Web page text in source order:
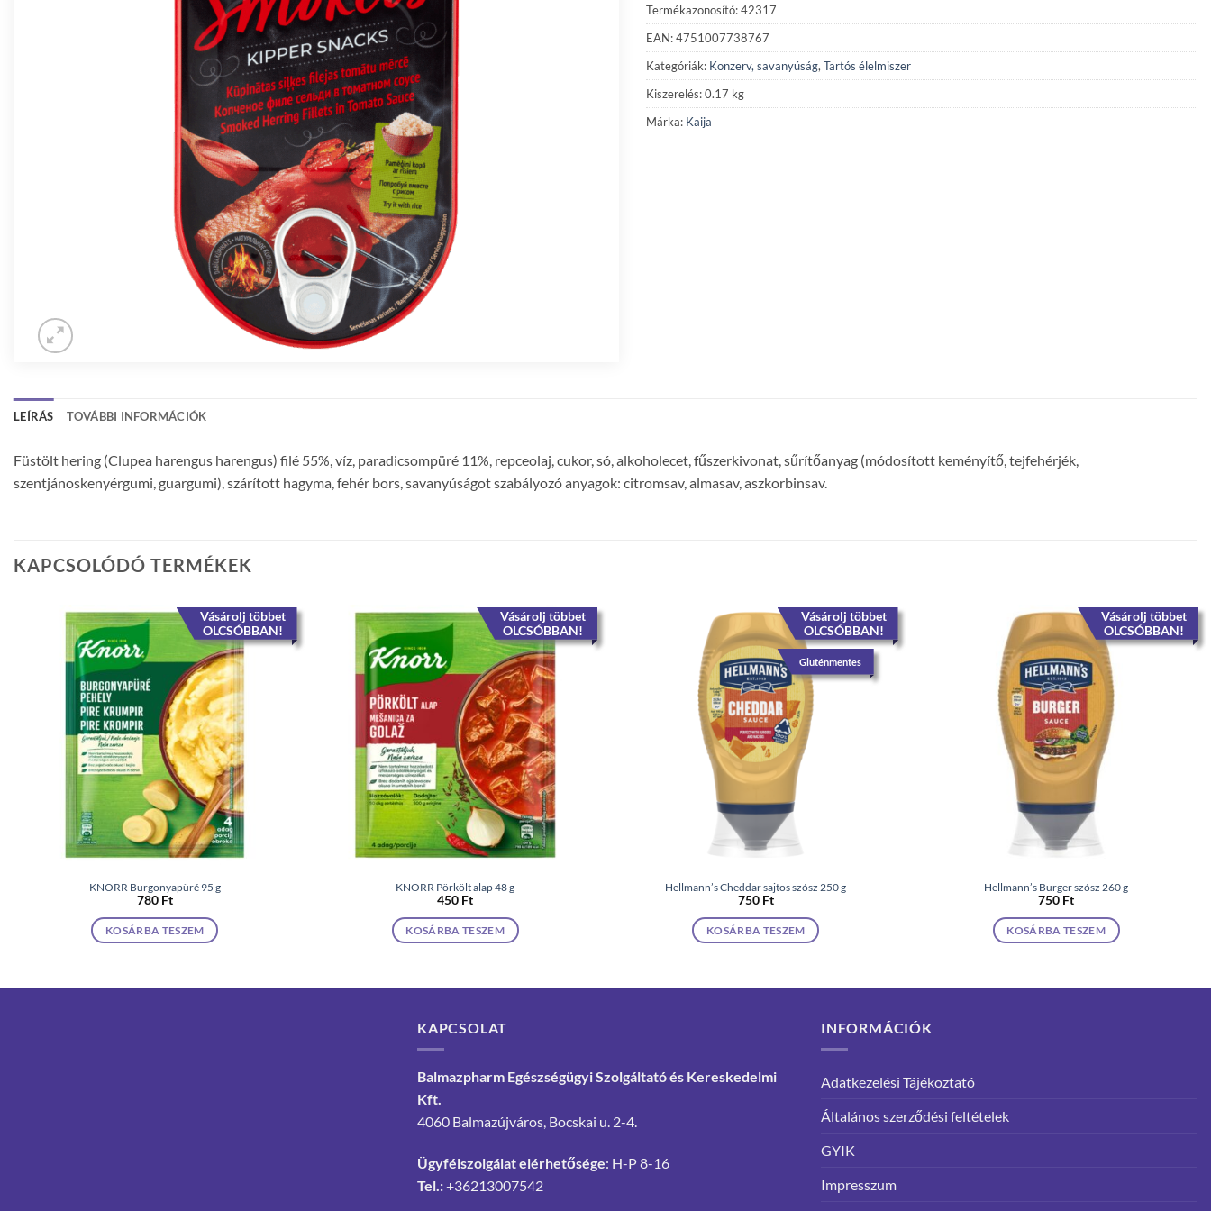
Termékazonosító: 42317
EAN: 4751007738767
Kategóriák: Konzerv, savanyúság, Tartós élelmiszer
Kiszerelés: 0.17 kg
Márka: Kaija
LEÍRÁS TOVÁBBI INFORMÁCIÓK
Füstölt hering (Clupea harengus harengus) filé 55%, víz, paradicsompüré 11%, repceolaj, cukor, só, alkoholecet, fűszerkivonat, sűrítőanyag (módosított keményítő, tejfehérjék,
szentjánoskenyérgumi, guargumi), szárított hagyma, fehér bors, savanyúságot szabályozó anyagok: citromsav, almasav, aszkorbinsav.
KAPCSOLÓDÓ TERMÉKEK
Vásárolj többet
OLCSÓBBAN!
KNORR Burgonyapüré 95 g
780 Ft
KOSÁRBA TESZEM
Vásárolj többet
OLCSÓBBAN!
KNORR Pörkölt alap 48 g
450 Ft
KOSÁRBA TESZEM
Vásárolj többet
OLCSÓBBAN!
Gluténmentes
Hellmann’s Cheddar sajtos szósz 250 g
750 Ft
KOSÁRBA TESZEM
Vásárolj többet
OLCSÓBBAN!
Hellmann’s Burger szósz 260 g
750 Ft
KOSÁRBA TESZEM
KAPCSOLAT
Balmazpharm Egészségügyi Szolgáltató és Kereskedelmi
Kft.
4060 Balmazújváros, Bocskai u. 2-4.
Ügyfélszolgálat elérhetősége: H-P 8-16
Tel.:+36213007542
INFORMÁCIÓK
Adatkezelési Tájékoztató
Általános szerződési feltételek
GYIK
Impresszum